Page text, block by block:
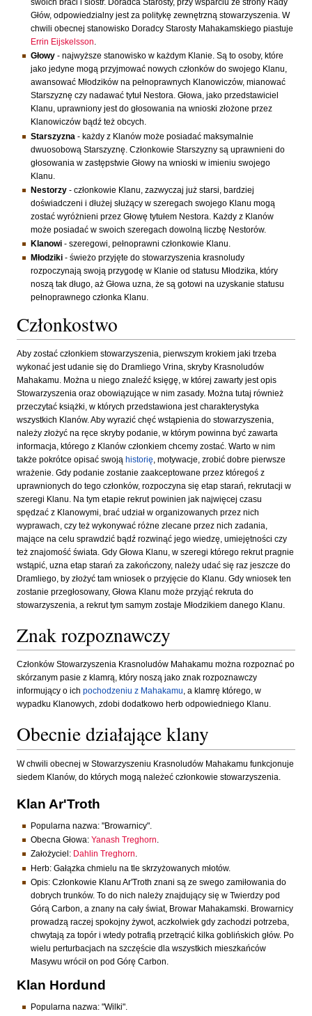
swoich braci i sióstr. Doradca Starosty, przy wsparciu ze strony Rady
Głów, odpowiedzialny jest za politykę zewnętrzną stowarzyszenia. W
chwili obecnej stanowisko Doradcy Starosty Mahakamskiego piastuje
Errin Eijskelsson.
Głowy- najwyższe stanowisko w każdym Klanie. Są to osoby, które
jako jedyne mogą przyjmować nowych członków do swojego Klanu,
awansować Młodzików na pełnoprawnych Klanowiczów, mianować
Starszyznę czy nadawać tytuł Nestora. Głowa, jako przedstawiciel
Klanu, uprawniony jest do głosowania na wnioski złożone przez
Klanowiczów bądź też obcych.
Starszyzna - każdy z Klanów może posiadać maksymalnie
dwuosobową Starszyznę. Członkowie Starszyzny są uprawnieni do
głosowania w zastępstwie Głowy na wnioski w imieniu swojego
Klanu.
Nestorzy- członkowie Klanu, zazwyczaj już starsi, bardziej
doświadczeni i dłużej służący w szeregach swojego Klanu mogą
zostać wyróżnieni przez Głowę tytułem Nestora. Każdy z Klanów
może posiadać w swoich szeregach dowolną liczbę Nestorów.
Klanowi- szeregowi, pełnoprawni członkowie Klanu.
Młodziki- świeżo przyjęte do stowarzyszenia krasnoludy
rozpoczynają swoją przygodę w Klanie od statusu Młodzika, który
noszą tak długo, aż Głowa uzna, że są gotowi na uzyskanie statusu
pełnoprawnego członka Klanu.
Członkostwo
Aby zostać członkiem stowarzyszenia, pierwszym krokiem jaki trzeba
wykonać jest udanie się do Dramliego Vrina, skryby Krasnoludów
Mahakamu. Można u niego znaleźć księgę, w której zawarty jest opis
Stowarzyszenia oraz obowiązujące w nim zasady. Można tutaj również
przeczytać książki, w których przedstawiona jest charakterystyka
wszystkich Klanów. Aby wyrazić chęć wstąpienia do stowarzyszenia,
należy złożyć na ręce skryby podanie, w którym powinna być zawarta
informacja, którego z Klanów członkiem chcemy zostać. Warto w nim
także pokrótce opisać swoją historię , motywacje, zrobić dobre pierwsze
wrażenie. Gdy podanie zostanie zaakceptowane przez któregoś z
uprawnionych do tego członków, rozpoczyna się etap starań, rekrutacji w
szeregi Klanu. Na tym etapie rekrut powinien jak najwięcej czasu
spędzać z Klanowymi, brać udział w organizowanych przez nich
wyprawach, czy też wykonywać różne zlecane przez nich zadania,
mające na celu sprawdzić bądź rozwinąć jego wiedzę, umiejętności czy
też znajomość świata. Gdy Głowa Klanu, w szeregi którego rekrut pragnie
wstąpić, uzna etap starań za zakończony, należy udać się raz jeszcze do
Dramliego, by złożyć tam wniosek o przyjęcie do Klanu. Gdy wniosek ten
zostanie przegłosowany, Głowa Klanu może przyjąć rekruta do
stowarzyszenia, a rekrut tym samym zostaje Młodzikiem danego Klanu.
Znak rozpoznawczy
Członków Stowarzyszenia Krasnoludów Mahakamu można rozpoznać po
skórzanym pasie z klamrą, który noszą jako znak rozpoznawczy
informujący o ich pochodzeniu z Mahakamu, a klamrę którego, w
wypadku Klanowych, zdobi dodatkowo herb odpowiedniego Klanu.
Obecnie działające klany
W chwili obecnej w Stowarzyszeniu Krasnoludów Mahakamu funkcjonuje
siedem Klanów, do których mogą należeć członkowie stowarzyszenia.
Klan Ar'Troth
Popularna nazwa: "Browarnicy".
Obecna Głowa: Yanash Treghorn.
Założyciel: Dahlin Treghorn.
Herb: Gałązka chmielu na tle skrzyżowanych młotów.
Opis: Członkowie Klanu Ar'Troth znani są ze swego zamiłowania do
dobrych trunków. To do nich należy znajdujący się w Twierdzy pod
Górą Carbon, a znany na cały świat, Browar Mahakamski. Browarnicy
prowadzą raczej spokojny żywot, aczkolwiek gdy zachodzi potrzeba,
chwytają za topór i wtedy potrafią przetrącić kilka goblińskich głów. Po
wielu perturbacjach na szczęście dla wszystkich mieszkańców
Masywu wrócił on pod Górę Carbon.
Klan Hordund
Popularna nazwa: "Wilki".